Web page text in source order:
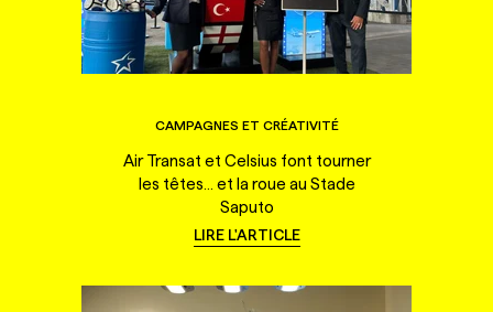
CAMPAGNES ET CRÉATIVITÉ
Air Transat et Celsius font tourner
les têtes... et la roue au Stade
Saputo
LIRE L'ARTICLE